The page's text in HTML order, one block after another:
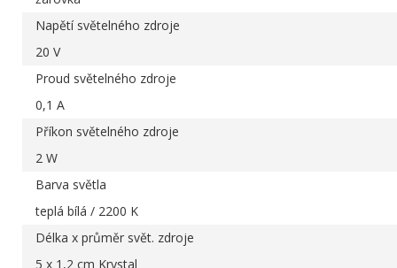
Napětí světelného zdroje
20 V
Proud světelného zdroje
0,1 A
Příkon světelného zdroje
2 W
Barva světla
teplá bílá / 2200 K
Délka x průměr svět. zdroje
5 x 1,2 cm Krystal